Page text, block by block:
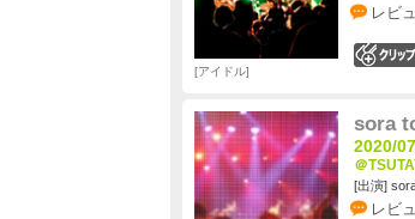
レビ
アイドル
sora
2020/
＠
[出演]
レビ